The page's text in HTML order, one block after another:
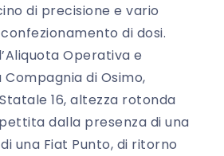
di precisione e vario
di dosi.
Operativa e
di Osimo,
16, altezza rotonda
dalla presenza di una
una Fiat Punto, di ritorno